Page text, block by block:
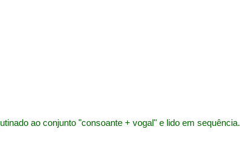
ao conjunto "consoante + vogal" e lido em sequência.